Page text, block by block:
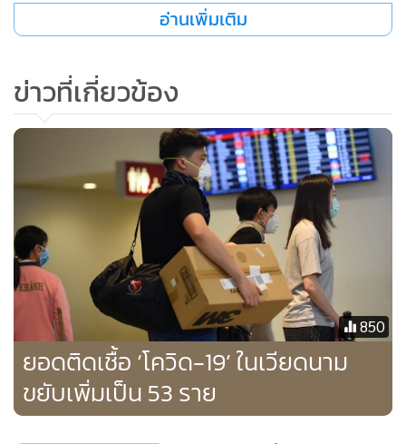
อ่านเพิ่มเติม
ข่าวที่เกี่ยวข้อง
850
ยอดติดเชื้อ ‘โควิด-19’ ในเวียดนาม
ขยับเพิ่มเป็น 53 ราย